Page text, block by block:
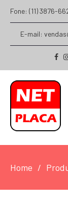
Fone: (11) 3876-
E-mail:
Home